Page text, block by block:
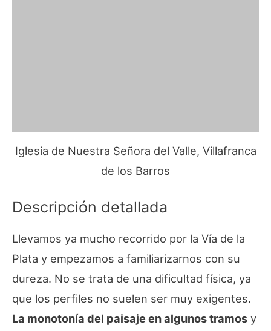
Iglesia de Nuestra Señora del Valle, Villafranca
de los Barros
Descripción detallada
Llevamos ya mucho recorrido por la Vía de la
Plata y empezamos a familiarizarnos con su
dureza. No se trata de una dificultad física, ya
que los perfiles no suelen ser muy exigentes.
La monotonía del paisaje en algunos tramos y